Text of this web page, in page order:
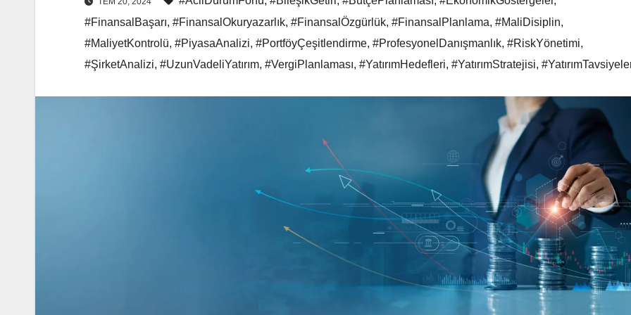
#FinansalBaşarı, #FinansalOkuryazarlık, #FinansalÖzgürlük, #FinansalPlanlama, #MaliDisiplin,
#MaliyetKontrolü, #PiyasaAnalizi, #PortföyÇeşitlendirme, #ProfesyonelDanışmanlık, #RiskYönetimi,
#ŞirketAnalizi, #UzunVadeliYatırım, #VergiPlanlaması, #YatırımHedefleri, #YatırımStratejisi,